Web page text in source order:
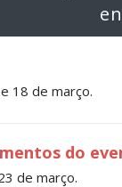
18 de março.
do
de março.